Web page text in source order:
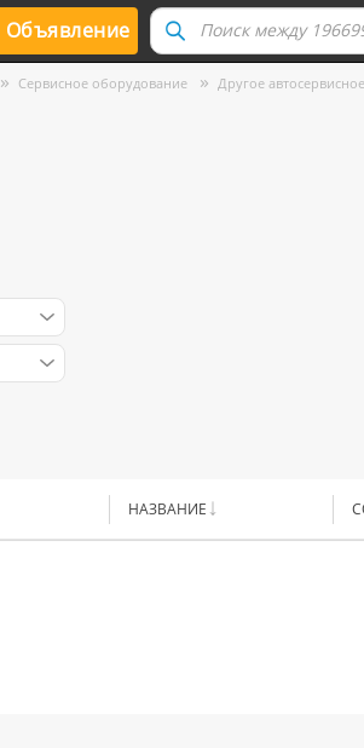
Oбъявление
Сервисное оборудование Другое
НАЗВАНИЕ